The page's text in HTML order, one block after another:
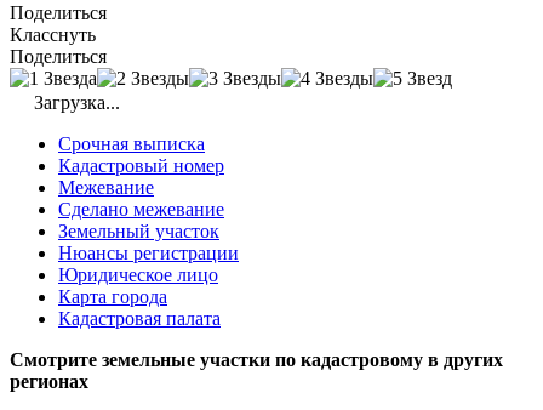
Поделиться
Класснуть
Поделиться
Загрузка...
Срочная выписка
Кадастровый номер
Межевание
Сделано межевание
Земельный участок
Нюансы регистрации
Юридическое лицо
Карта города
Кадастровая палата
Смотрите земельные участки по кадастровому в других
регионах